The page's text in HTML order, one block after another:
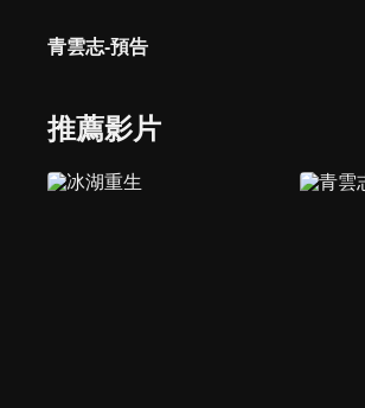
青雲志-預告
推薦影片